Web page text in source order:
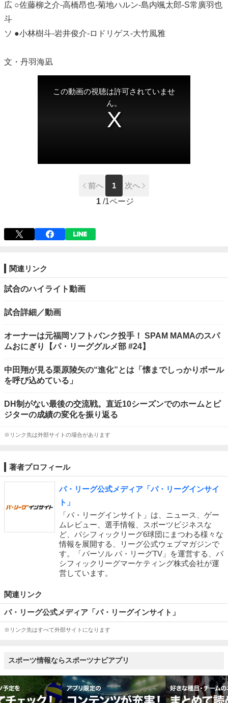
広 ○佐藤柳之介-高橋昂也-菊地ハルン-島内颯太郎-S常廣羽也
斗
ソ ●小林樹斗-岩井俊介-ロドリゲス-大竹風雅
文・丹羽海凪
前へ 1
次へ
1 /1ページ
関連リンク
試合のハイライト動画
試合詳細／動画
オーナーは元福岡ソフトバンク投手！ SPAM MAMAのスパ
ムおにぎり【パ・リーググルメ部 #24】
中田翔が見る栗原陵矢の“進化”とは「懐までしっかりボール
を呼び込めている」
DH制がない最後の交流戦。直近10シーズンでのホームとビ
ジターの成績の変化を振り返る
※リンク先は外部サイトの場合があります
著者プロフィール
パ・リーグ公式メディア「パ・リーグインサイ
ト」
「パ・リーグインサイト」は、ニュース、ゲー
ムレビュー、選手情報、スポーツビジネスな
ど、パシフィックリーグ6球団にまつわる様々な
情報を展開する、リーグ公式ウェブマガジンで
す。「パーソル パ・リーグTV」を運営する、パ
シフィックリーグマーケティング株式会社が運
営しています。
関連リンク
パ・リーグ公式メディア「パ・リーグインサイト」
※リンク先はすべて外部サイトになります
スポーツ情報ならスポーツナビアプリ